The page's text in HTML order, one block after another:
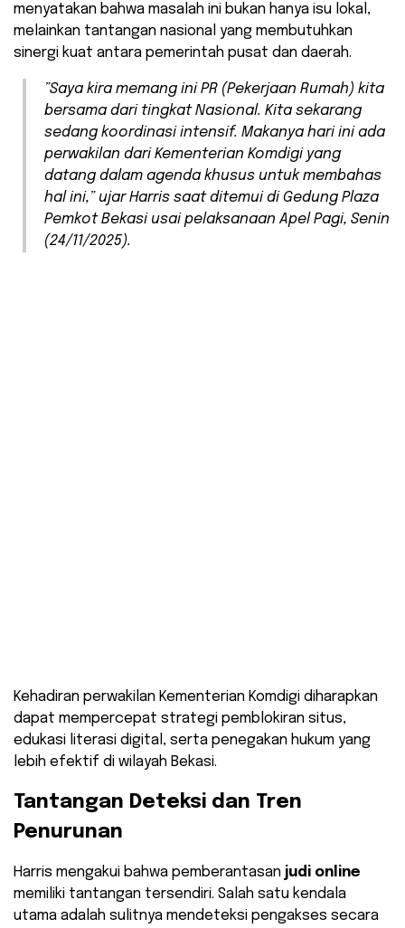
menyatakan bahwa masalah ini bukan hanya isu lokal,
melainkan tantangan nasional yang membutuhkan
sinergi kuat antara pemerintah pusat dan daerah.
​”Saya kira memang ini PR (Pekerjaan Rumah) kita
bersama dari tingkat Nasional. Kita sekarang
sedang koordinasi intensif. Makanya hari ini ada
perwakilan dari Kementerian Komdigi yang
datang dalam agenda khusus untuk membahas
hal ini,” ujar Harris saat ditemui di Gedung Plaza
Pemkot Bekasi usai pelaksanaan Apel Pagi, Senin
(24/11/2025).
​Kehadiran perwakilan Kementerian Komdigi diharapkan
dapat mempercepat strategi pemblokiran situs,
edukasi literasi digital, serta penegakan hukum yang
lebih efektif di wilayah Bekasi.
​Tantangan Deteksi dan Tren
Penurunan
​Harris mengakui bahwa pemberantasan judi online
memiliki tantangan tersendiri. Salah satu kendala
utama adalah sulitnya mendeteksi pengakses secara